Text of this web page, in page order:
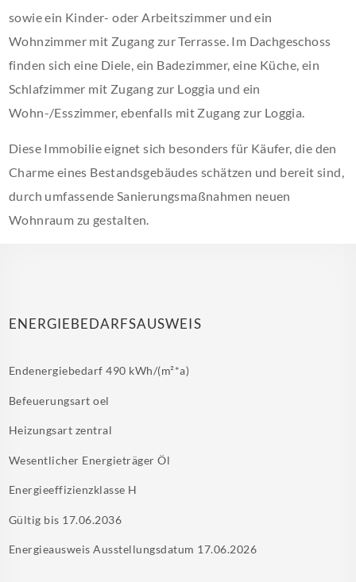
sowie ein Kinder- oder Arbeitszimmer und ein
Wohnzimmer mit Zugang zur Terrasse. Im Dachgeschoss
finden sich eine Diele, ein Badezimmer, eine Küche, ein
Schlafzimmer mit Zugang zur Loggia und ein
Wohn-/Esszimmer, ebenfalls mit Zugang zur Loggia.
Diese Immobilie eignet sich besonders für Käufer, die den
Charme eines Bestandsgebäudes schätzen und bereit sind,
durch umfassende Sanierungsmaßnahmen neuen
Wohnraum zu gestalten.
ENERGIEBEDARFSAUSWEIS
Endenergiebedarf490 kWh/(m²*a)
Befeuerungsartoel
Heizungsart zentral
Wesentlicher EnergieträgerÖl
Energieeffizienzklasse H
Gültig bis 17.06.2036
Energieausweis Ausstellungsdatum 17.06.2026